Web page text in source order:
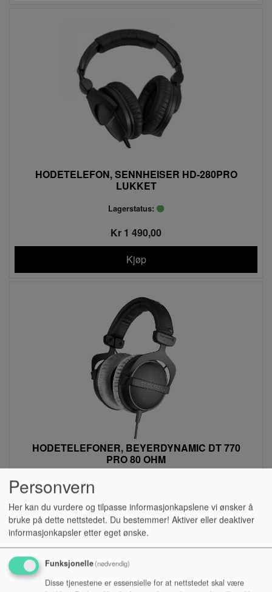
HODETELEFON, SENNHEISER HD-280PRO
LUKKET
Lagerstatus:
Kr 1 490,00
Kjøp
HODETELEFONER, BEYERDYNAMIC DT 770
PRO 80 OHM
Kr 2 390,00
Kjøp
Personvern
Her kan du vurdere og tilpasse informasjonkapslene vi ønsker å
bruke på dette nettstedet. Du bestemmer! Aktiver eller deaktiver
informasjonkapsler etter eget ønske.
Funksjonelle(nødvendig)
Disse tjenestene er essensielle for at nettstedet skal være